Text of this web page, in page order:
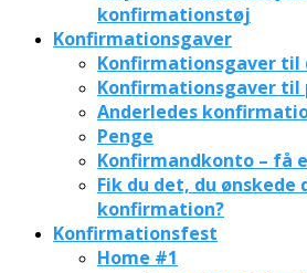
konfirmationstøj
Konfirmationsgaver
Konfirmationsgaver til
Konfirmationsgaver til
Anderledes
Penge
Konfirmandkonto – få
Fik du det, du ønskede
konfirmation?
Konfirmationsfest
Home #1